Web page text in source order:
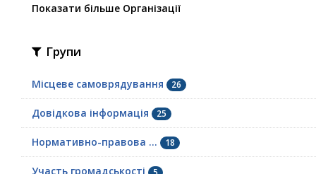
Показати більше Організації
Групи
Місцеве самоврядування 26
Довідкова інформація 25
Нормативно-правова ... 18
Участь громадськості